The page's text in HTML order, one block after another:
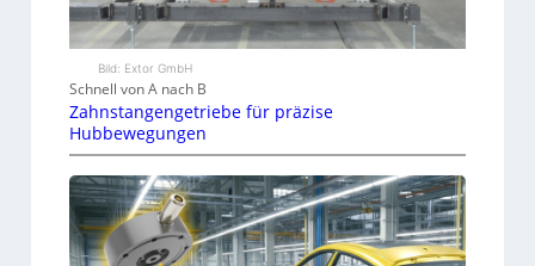
Bild: Extor GmbH
Schnell von A nach B
Zahnstangengetriebe für präzise
Hubbewegungen